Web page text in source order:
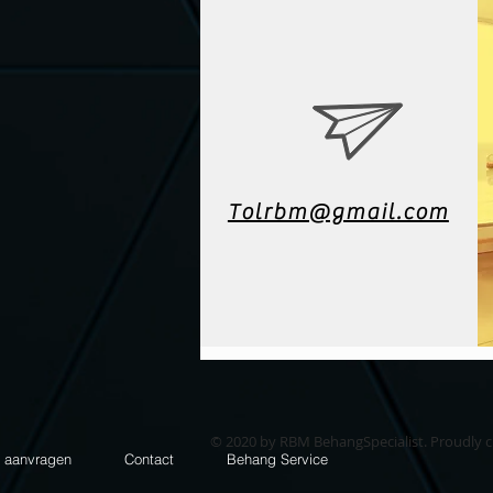
Tolrbm@gmail.com
© 2020 by RBM BehangSpecialist. Proudly
aanvragen Contact Behang Service